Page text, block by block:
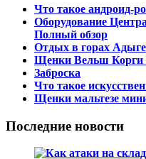
Что такое андроид-
Оборудование
Полный обзор
Отдых в горах
Щенки Вельш Корги
Заброска
Что такое
Щенки мальтезе
Последние новости